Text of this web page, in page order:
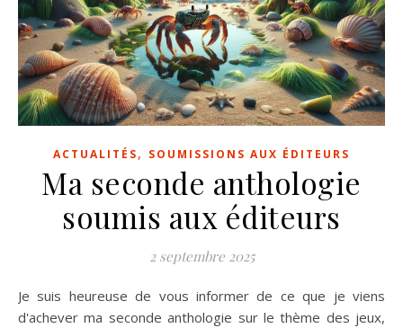
ACTUALITÉS, SOUMISSIONS AUX ÉDITEURS
Ma seconde anthologie
soumis aux éditeurs
2 septembre 2025
Je suis heureuse de vous informer de ce que je viens
d'achever ma seconde anthologie sur le thème des jeux,